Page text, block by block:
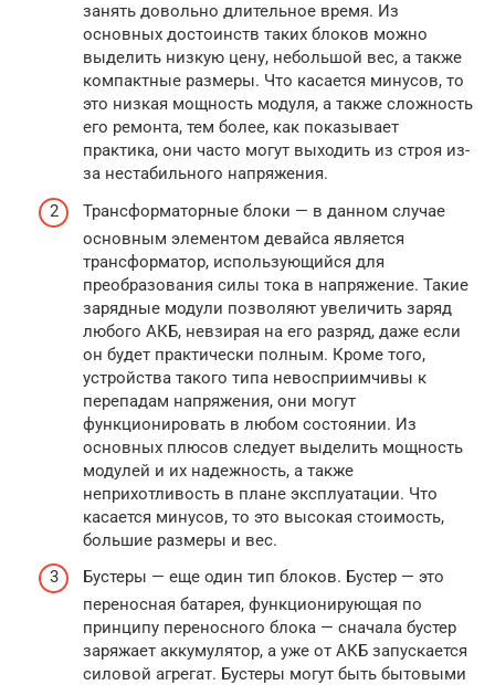
занять довольно длительное время. Из
основных достоинств таких блоков можно
выделить низкую цену, небольшой вес, а также
компактные размеры. Что касается минусов, то
это низкая мощность модуля, а также сложность
его ремонта, тем более, как показывает
практика, они часто могут выходить из строя из-
за нестабильного напряжения.
Трансформаторные блоки — в данном случае
основным элементом девайса является
трансформатор, использующийся для
преобразования силы тока в напряжение. Такие
зарядные модули позволяют увеличить заряд
любого АКБ, невзирая на его разряд, даже если
он будет практически полным. Кроме того,
устройства такого типа невосприимчивы к
перепадам напряжения, они могут
функционировать в любом состоянии. Из
основных плюсов следует выделить мощность
модулей и их надежность, а также
неприхотливость в плане эксплуатации. Что
касается минусов, то это высокая стоимость,
большие размеры и вес.
Бустеры — еще один тип блоков. Бустер — это
переносная батарея, функционирующая по
принципу переносного блока — сначала бустер
заряжает аккумулятор, а уже от АКБ запускается
силовой агрегат. Бустеры могут быть бытовыми